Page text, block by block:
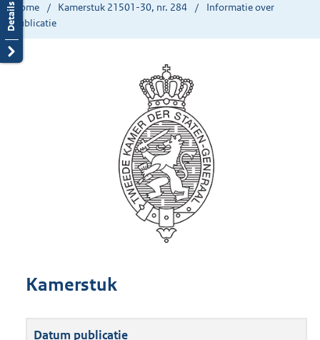
Home Kamerstuk 21501-30, nr. 284
Informatie over
publicatie
Kamerstuk